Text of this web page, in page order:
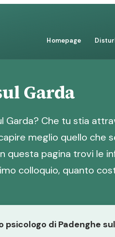
Homepage
Garda
Garda? Che tu stia
meglio quello che
questa pagina trovi le
colloquio, quanto
psicologo di Padenghe